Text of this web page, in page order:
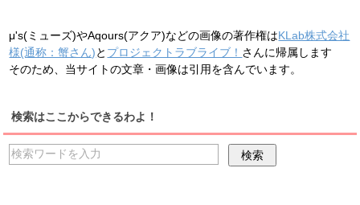
μ's(ミューズ)やAqours(アクア)などの画像の著作権はKLab株式会社
様(通称：蟹さん)と プロジェクトラブライブ！ さんに帰属します
そのため、当サイトの文章・画像は引用を含んでいます。
検索はここからできるわよ！